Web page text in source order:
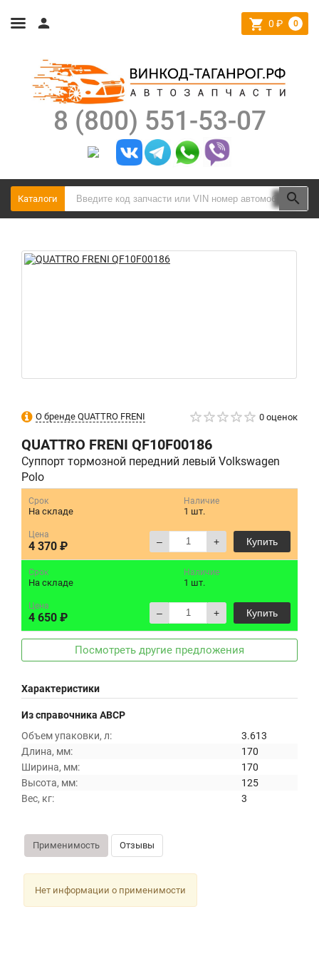
0 ₽ 0
8 (800) 551-53-07
Каталоги
О бренде QUATTRO FRENI 0 оценок
QUATTRO FRENI QF10F00186
Суппорт тормозной передний левый Volkswagen
Polo
Срок
На складе
Наличие
1 шт.
Цена
4 370 ₽ – + Купить
Срок
На складе
Наличие
1 шт.
Цена
4 650 ₽ – + Купить
Посмотреть другие предложения
Характеристики
Из справочника ABCP
Объем упаковки, л:
3.613
Длина, мм:
170
Ширина, мм:
170
Высота, мм:
125
Вес, кг:
3
Применимость Отзывы
Нет информации о применимости